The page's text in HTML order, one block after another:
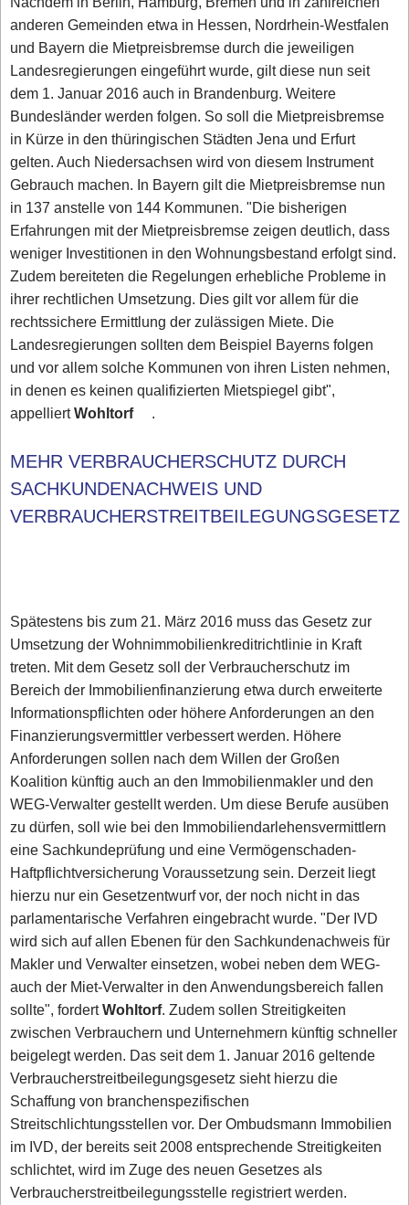
anderen Gemeinden etwa in Hessen, Nordrhein-Westfalen
und Bayern die Mietpreisbremse durch die jeweiligen
Landesregierungen eingeführt wurde, gilt diese nun seit
dem 1. Januar 2016 auch in Brandenburg. Weitere
Bundesländer werden folgen. So soll die Mietpreisbremse
in Kürze in den thüringischen Städten Jena und Erfurt
gelten. Auch Niedersachsen wird von diesem Instrument
Gebrauch machen. In Bayern gilt die Mietpreisbremse nun
in 137 anstelle von 144 Kommunen. "Die bisherigen
Erfahrungen mit der Mietpreisbremse zeigen deutlich, dass
weniger Investitionen in den Wohnungsbestand erfolgt sind.
Zudem bereiteten die Regelungen erhebliche Probleme in
ihrer rechtlichen Umsetzung. Dies gilt vor allem für die
rechtssichere Ermittlung der zulässigen Miete. Die
Landesregierungen sollten dem Beispiel Bayerns folgen
und vor allem solche Kommunen von ihren Listen nehmen,
in denen es keinen qualifizierten Mietspiegel gibt",
appelliertWohltorf.
MEHR VERBRAUCHERSCHUTZ DURCH
SACHKUNDENACHWEIS UND
Spätestens bis zum 21. März 2016 muss das Gesetz zur
Umsetzung der Wohnimmobilienkreditrichtlinie in Kraft
treten. Mit dem Gesetz soll der Verbraucherschutz im
Bereich der Immobilienfinanzierung etwa durch erweiterte
Informationspflichten oder höhere Anforderungen an den
Finanzierungsvermittler verbessert werden. Höhere
Anforderungen sollen nach dem Willen der Großen
Koalition künftig auch an den Immobilienmakler und den
WEG-Verwalter gestellt werden. Um diese Berufe ausüben
zu dürfen, soll wie bei den Immobiliendarlehensvermittlern
eine Sachkundeprüfung und eine Vermögenschaden-
Haftpflichtversicherung Voraussetzung sein. Derzeit liegt
hierzu nur ein Gesetzentwurf vor, der noch nicht in das
parlamentarische Verfahren eingebracht wurde. "Der IVD
wird sich auf allen Ebenen für den Sachkundenachweis für
Makler und Verwalter einsetzen, wobei neben dem WEG-
auch der Miet-Verwalter in den Anwendungsbereich fallen
sollte", fordertWohltorf. Zudem sollen Streitigkeiten
zwischen Verbrauchern und Unternehmern künftig schneller
beigelegt werden. Das seit dem 1. Januar 2016 geltende
Verbraucherstreitbeilegungsgesetz sieht hierzu die
Schaffung von branchenspezifischen
Streitschlichtungsstellen vor. Der Ombudsmann Immobilien
im IVD, der bereits seit 2008 entsprechende Streitigkeiten
schlichtet, wird im Zuge des neuen Gesetzes als
Verbraucherstreitbeilegungsstelle registriert werden.